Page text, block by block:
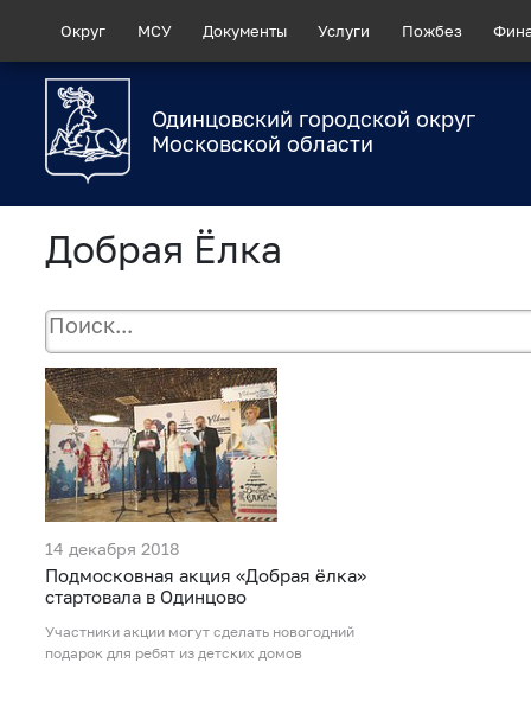
Округ МСУ Документы Услуги Пожбез
Одинцовский городской округ
Московской области
Добрая Ёлка
14 декабря 2018
Подмосковная акция «Добрая ёлка»
стартовала в Одинцово
Участники акции могут сделать новогодний
подарок для ребят из детских домов